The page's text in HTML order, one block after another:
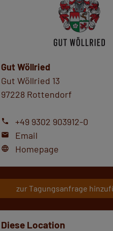
Gut Wöllried
Gut Wöllried 13
97228 Rottendorf
phone +49 9302 903912-0
mail Email
language Homepage
zur Tagungsanfrage
Diese Location